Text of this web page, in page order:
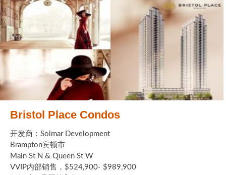
Bristol Place Condos
开发商：Solmar Development
Brampton宾顿市
Main St N & Queen St W
VVIP内部销售，$524,900- $989,900